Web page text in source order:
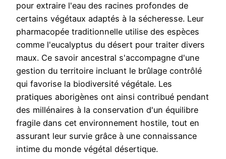
pour extraire l'eau des racines profondes de
certains végétaux adaptés à la sécheresse. Leur
pharmacopée traditionnelle utilise des espèces
comme l'eucalyptus du désert pour traiter divers
maux. Ce savoir ancestral s'accompagne d'une
gestion du territoire incluant le brûlage contrôlé
qui favorise la biodiversité végétale. Les
pratiques aborigènes ont ainsi contribué pendant
des millénaires à la conservation d'un équilibre
fragile dans cet environnement hostile, tout en
assurant leur survie grâce à une connaissance
intime du monde végétal désertique.